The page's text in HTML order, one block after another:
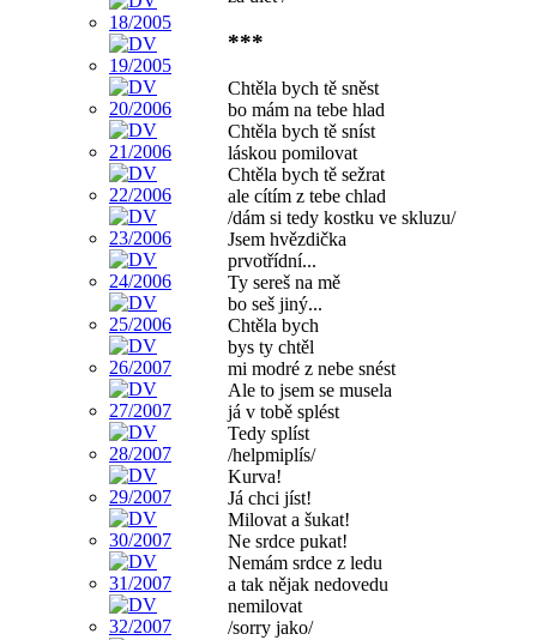
***
Chtěla bych tě sněst
bo mám na tebe hlad
Chtěla bych tě sníst
láskou pomilovat
Chtěla bych tě sežrat
ale cítím z tebe chlad
/dám si tedy kostku ve skluzu/
Jsem hvězdička
prvotřídní...
Ty sereš na mě
bo seš jiný...
Chtěla bych
bys ty chtěl
mi modré z nebe snést
Ale to jsem se musela
já v tobě splést
Tedy splíst
/helpmiplís/
Kurva!
Já chci jíst!
Milovat a šukat!
Ne srdce pukat!
Nemám srdce z ledu
a tak nějak nedovedu
nemilovat
/sorry jako/